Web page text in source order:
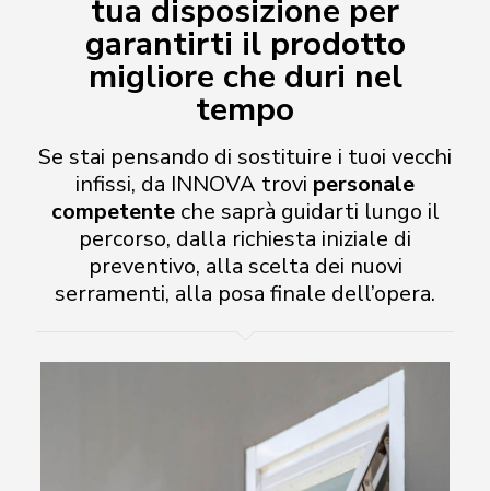
tua disposizione per
garantirti il prodotto
migliore che duri nel
tempo
Se stai pensando di sostituire i tuoi vecchi
infissi, da INNOVA trovi personale
competenteche saprà guidarti lungo il
percorso, dalla richiesta iniziale di
preventivo, alla scelta dei nuovi
serramenti, alla posa finale dell’opera.